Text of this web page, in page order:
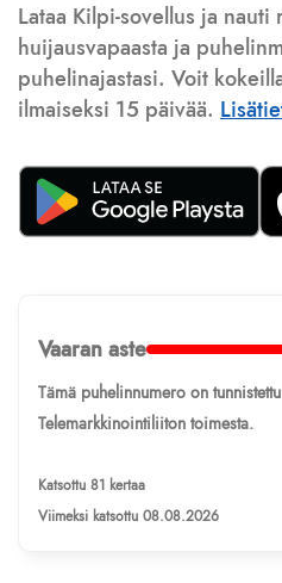
Lataa Kilpi-sovellus ja nauti
huijausvapaasta ja
puhelinajastasi. Voit
ilmaiseksi 15 päivää.
Vaaran aste
Tämä puhelinnumero on
Telemarkkinointiliiton toimesta.
Katsottu 81 kertaa
Viimeksi katsottu 08.08.2026